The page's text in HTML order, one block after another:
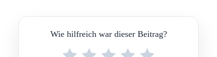
Wie hilfreich war dieser Beitrag?